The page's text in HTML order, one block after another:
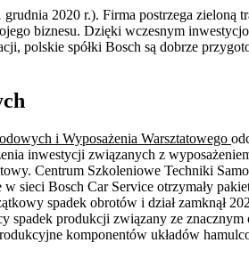
2020 r.). Firma postrzega
biznesu. Dzięki wczesnym
polskie spółki Bosch są dobrze
i Wyposażenia Warsztatowego
inwestycji związanych z
Centrum Szkoleniowe Techniki
sieci Bosch Car Service otrzymały
spadek obrotów i dział zamknął
spadek produkcji związany ze
komponentów układów